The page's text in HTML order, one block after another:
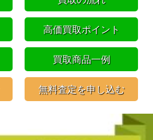
高価買取ポイント
買取商品一例
無料査定を申し込む